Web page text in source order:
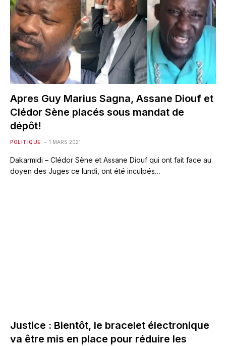
Apres Guy Marius Sagna, Assane Diouf et
Clédor Sène placés sous mandat de
dépôt!
POLITIQUE 1 MARS 2021
Dakarmidi – Clédor Sène et Assane Diouf qui ont fait face au
doyen des Juges ce lundi, ont été inculpés…
Justice : Bientôt, le bracelet électronique
va être mis en place pour réduire les